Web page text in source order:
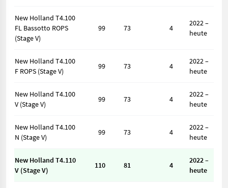
New Holland T4.100
FL Bassotto ROPS
(Stage V)
99 73 4
2022 –
heute
New Holland T4.100
F ROPS (Stage V)
99 73 4
2022 –
heute
New Holland T4.100
V (Stage V)
99 73 4
2022 –
heute
New Holland T4.100
N (Stage V)
99 73 4
2022 –
heute
New Holland T4.110
V (Stage V)
110 81 4
2022 –
heute